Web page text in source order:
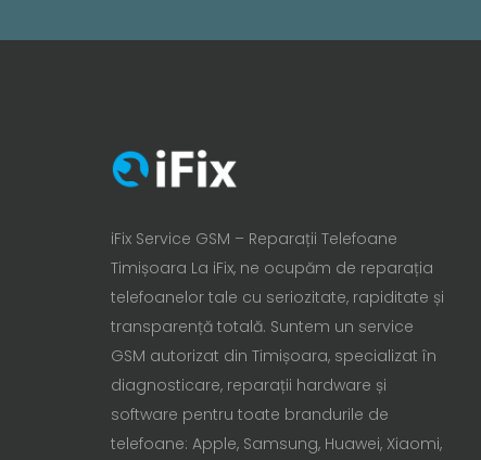
iFix Service GSM – Reparații Telefoane
Timișoara La iFix, ne ocupăm de reparația
telefoanelor tale cu seriozitate, rapiditate și
transparență totală. Suntem un service
GSM autorizat din Timișoara, specializat în
diagnosticare, reparații hardware și
software pentru toate brandurile de
telefoane: Apple, Samsung, Huawei, Xiaomi,